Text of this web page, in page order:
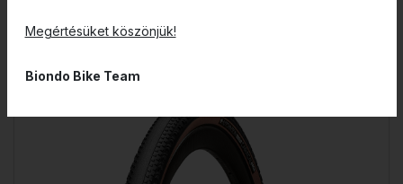
ÚJ!
Megértésüket köszönjük!
Biondo Bike Team